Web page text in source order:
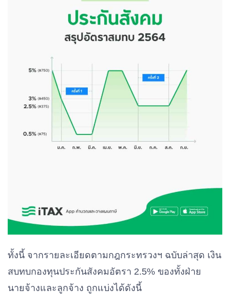
ทั้งนี้ จากรายละเอียดตามกฎกระทรวงฯ ฉบับล่าสุด เงิน
สบทบกองทุนประกันสังคมอัตรา 2.5% ของทั้งฝ่าย
นายจ้างและลูกจ้าง ถูกแบ่งได้ดังนี้